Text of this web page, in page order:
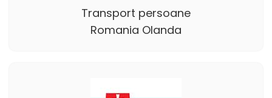
Transport persoane
Romania Olanda